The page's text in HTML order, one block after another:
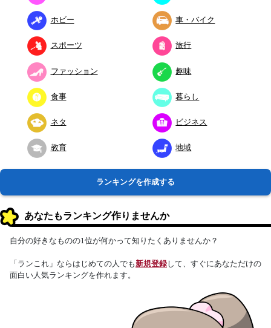
ホビー 車・バイク
スポーツ 旅行
ファッション 趣味
食事 暮らし
ネタ ビジネス
教育 地域
ランキングを作成する
あなたもランキング作りませんか
自分の好きなものの1位が何かって知りたくありませんか？
「ランこれ」ならはじめての人でも新規登録して、すぐにあなただけの
面白い人気ランキングを作れます。